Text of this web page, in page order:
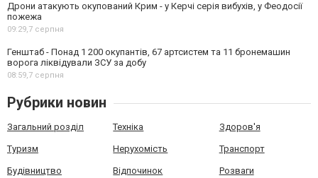
Дрони атакують окупований Крим - у Керчі серія вибухів, у Феодосії
пожежа
09:29,7 серпня
Генштаб - Понад 1 200 окупантів, 67 артсистем та 11 бронемашин
ворога ліквідували ЗСУ за добу
08:59,7 серпня
Рубрики новин
Загальний розділ Техніка Здоров'я
Туризм Нерухомість Транспорт
Будівництво Відпочинок Розваги